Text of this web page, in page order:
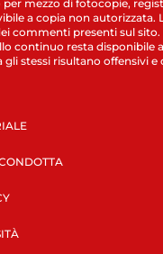
mezzo di fotocopie,
a copia non autorizzata.
commenti presenti sul
continuo resta disponibile
gli stessi risultano offensivi e